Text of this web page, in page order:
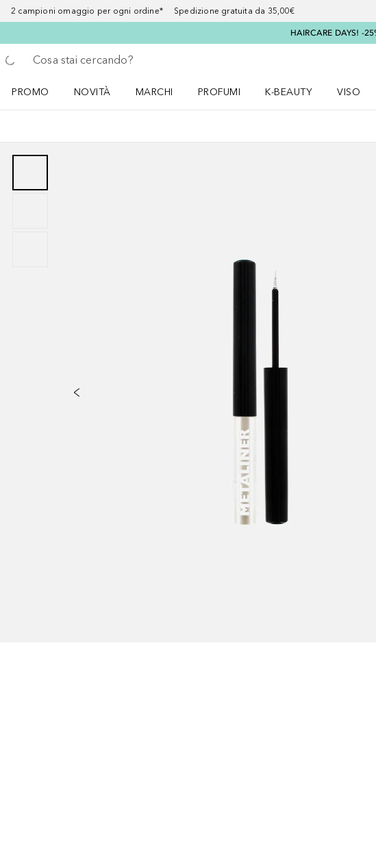
2 campioni omaggio per ogni ordine* Spedizione gratuita da 35,00€
HAIRCARE DAYS! -
Torna indietro
Esegui ricerca
PROMO
NOVITÀ
MARCHI
PROFUMI
K-BEAUTY
VISO